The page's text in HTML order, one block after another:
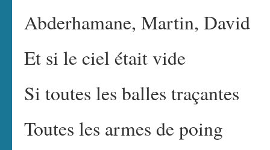
Abderhamane, Martin, David
Et si le ciel était vide
Si toutes les balles traçantes
Toutes les armes de poing